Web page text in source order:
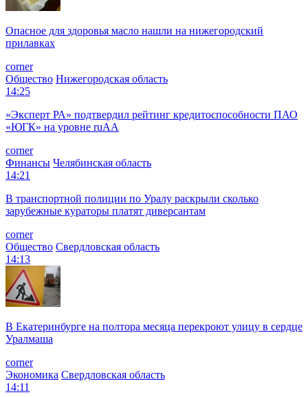
Опасное для здоровья масло нашли на нижегородский
прилавках
corner
Общество Нижегородская область
14:25
«Эксперт РА» подтвердил рейтинг кредитоспособности ПАО
«ЮГК» на уровне ruAА
corner
Финансы Челябинская область
14:21
В транспортной полиции по Уралу раскрыли сколько
зарубежные кураторы платят диверсантам
corner
Общество Свердловская область
14:13
В Екатеринбурге на полтора месяца перекроют улицу в сердце
Уралмаша
corner
Экономика Свердловская область
14:11